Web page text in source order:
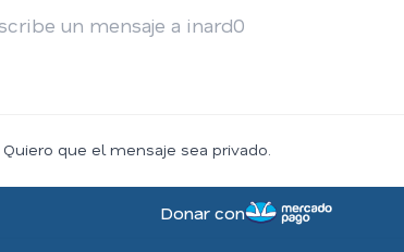
Quiero que el mensaje sea privado.
Donar con